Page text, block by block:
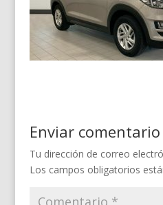
Enviar comentario
Tu dirección de correo
Los campos obligatorios